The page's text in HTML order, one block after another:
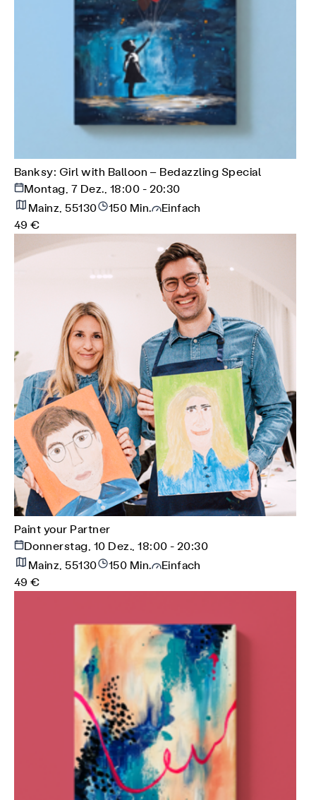
Banksy: Girl with Balloon – Bedazzling Special
Montag, 7 Dez., 18:00 - 20:30
Mainz, 55130
150 Min.
Einfach
49 €
Paint your Partner
Donnerstag, 10 Dez., 18:00 - 20:30
Mainz, 55130
150 Min.
Einfach
49 €